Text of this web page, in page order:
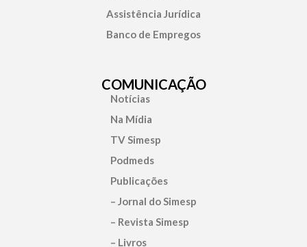
Assistência Jurídica
Banco de Empregos
COMUNICAÇÃO
Notícias
Na Mídia
TV Simesp
Podmeds
Publicações
– Jornal do Simesp
– Revista Simesp
– Livros